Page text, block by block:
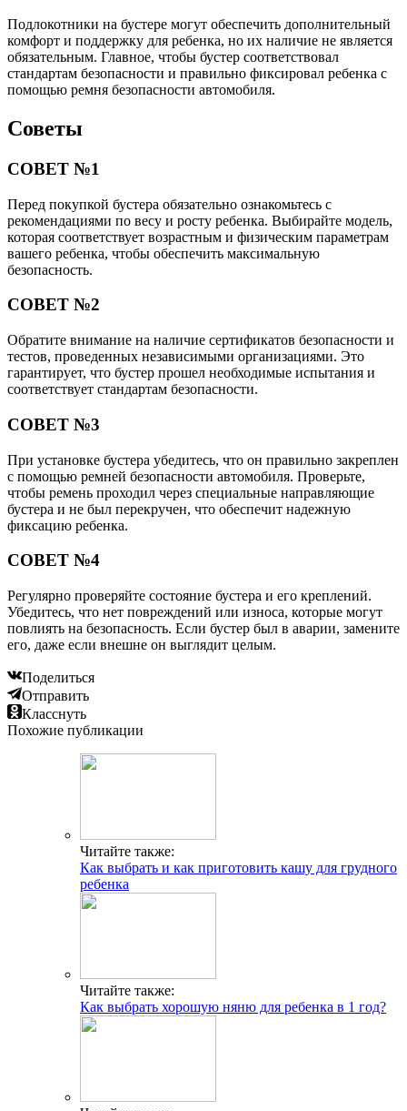
Нужно ли использовать бустер с
подлокотниками?
Подлокотники на бустере могут обеспечить дополнительный
обязательным. Главное, чтобы бустер соответствовал
помощью ремня безопасности автомобиля.
Советы
СОВЕТ №1
Перед покупкой бустера обязательно ознакомьтесь с
которая соответствует возрастным и физическим параметрам
безопасность.
СОВЕТ №2
тестов, проведенных независимыми организациями. Это
соответствует стандартам безопасности.
СОВЕТ №3
При установке бустера убедитесь, что он правильно закреплен
чтобы ремень проходил через специальные направляющие
фиксацию ребенка.
СОВЕТ №4
Регулярно проверяйте состояние бустера и его креплений.
Убедитесь, что нет повреждений или износа, которые могут
повлиять на безопасность. Если бустер был в аварии, замените
его, даже если внешне он выглядит целым.
Поделиться
Отправить